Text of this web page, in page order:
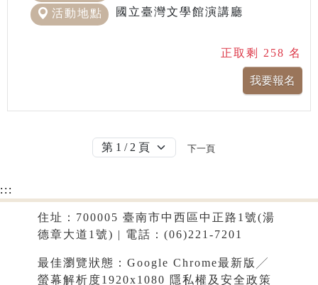
活動地點 國立臺灣文學館演講廳
正取剩 258 名
下一頁
:::
住址：700005 臺南市中西區中正路1號(湯
德章大道1號) | 電話：(06)221-7201
最佳瀏覽狀態：Google Chrome最新版╱
螢幕解析度1920x1080 隱私權及安全政策